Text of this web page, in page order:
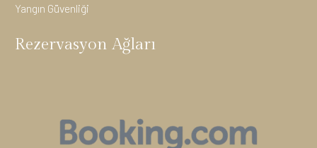
Yangın Güvenliği
Rezervasyon Ağları